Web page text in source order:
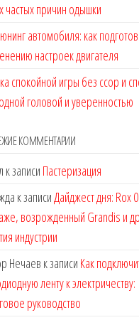
частых причин одышки
автомобиля: как
настроек двигателя
спокойной игры без ссор и
головой и уверенностью
КОММЕНТАРИИ
к записи Пастеризация
к записиДайджест дня: Rox
возрожденный Grandis и
индустрии
Нечаев к записи Как
ленту к электричеству:
руководство